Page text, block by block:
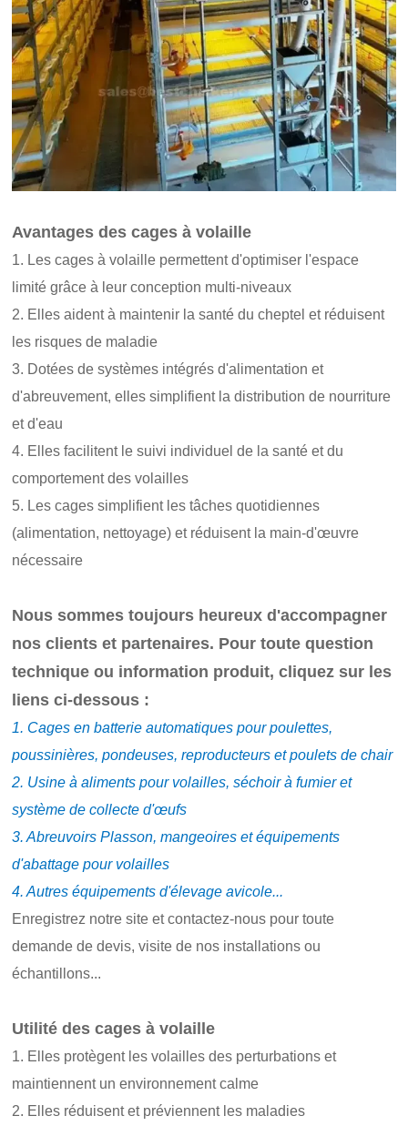
Avantages des cages à volaille
1. Les cages à volaille permettent d'optimiser l'espace
limité grâce à leur conception multi-niveaux
2. Elles aident à maintenir la santé du cheptel et réduisent
les risques de maladie
3. Dotées de systèmes intégrés d'alimentation et
d'abreuvement, elles simplifient la distribution de nourriture
et d'eau
4. Elles facilitent le suivi individuel de la santé et du
comportement des volailles
5. Les cages simplifient les tâches quotidiennes
(alimentation, nettoyage) et réduisent la main-d'œuvre
nécessaire
Nous sommes toujours heureux d'accompagner
nos clients et partenaires. Pour toute question
technique ou information produit, cliquez sur les
liens ci-dessous :
1. Cages en batterie automatiques pour poulettes,
poussinières, pondeuses, reproducteurs et poulets de chair
2. Usine à aliments pour volailles, séchoir à fumier et
système de collecte d'œufs
3. Abreuvoirs Plasson, mangeoires et équipements
d'abattage pour volailles
4. Autres équipements d'élevage avicole...
Enregistrez notre site et contactez-nous pour toute
demande de devis, visite de nos installations ou
échantillons...
Utilité des cages à volaille
1. Elles protègent les volailles des perturbations et
maintiennent un environnement calme
2. Elles réduisent et préviennent les maladies